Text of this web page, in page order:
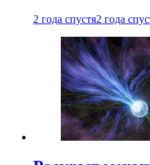
2 года спустя2 года